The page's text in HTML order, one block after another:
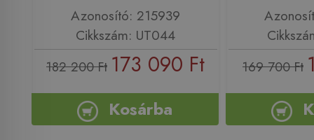
Azonosító: 215939
Cikkszám: UT044
182 200 Ft 173 090 Ft
Kosárba
169 700 Ft